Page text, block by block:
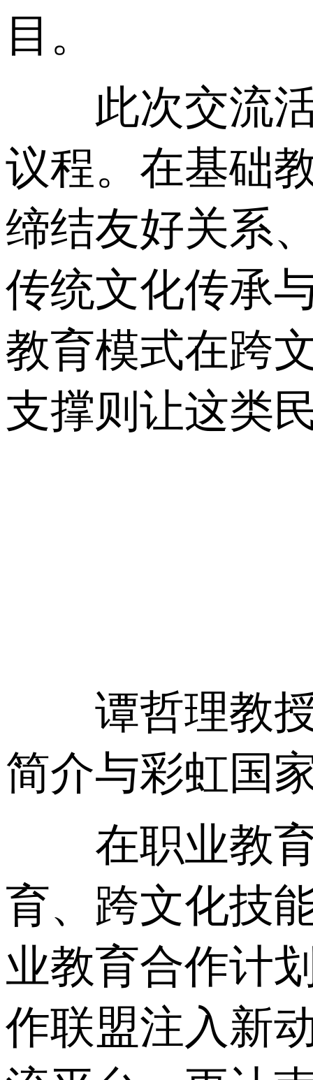
目。
此次交流活
议程。在基础
缔结友好关系
传统文化传承
教育模式在跨
支撑则让这类
谭哲理教授
简介与彩虹国
在职业教育
育、跨文化技
业教育合作计
作联盟注入新